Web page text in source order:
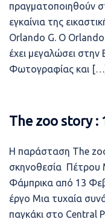
πραγματοποιηθούν
εγκαίνια της
Orlando G. Ο Orlando
έχει μεγαλώσει
Φωτογραφίας και
The zoo story :
Η παράσταση The
σκηνοθεσία Πέτρου
Φάμπρικα από 13
έργο Μια τυχαία
παγκάκι στο Central